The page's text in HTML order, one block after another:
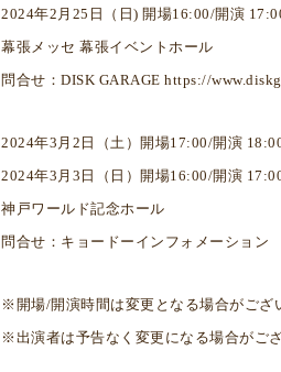
2024年2月25日（日) 開場16:00/開演
幕張メッセ 幕張イベントホール
問合せ：DISK GARAGE https://
2024年3月2日（土）開場17:00/開演
2024年3月3日（日）開場16:00/開演
神戸ワールド記念ホール
問合せ：キョードーインフォメーション
※開場/開演時間は変更となる場合がござ
※出演者は予告なく変更になる場合がご